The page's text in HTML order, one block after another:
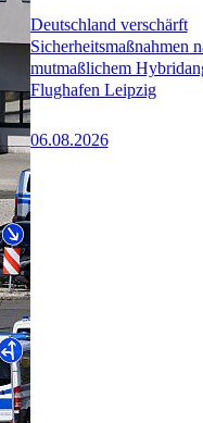
Deutschland verschärft
Sicherheitsmaßnahmen
mutmaßlichem
Flughafen Leipzig
06.08.2026